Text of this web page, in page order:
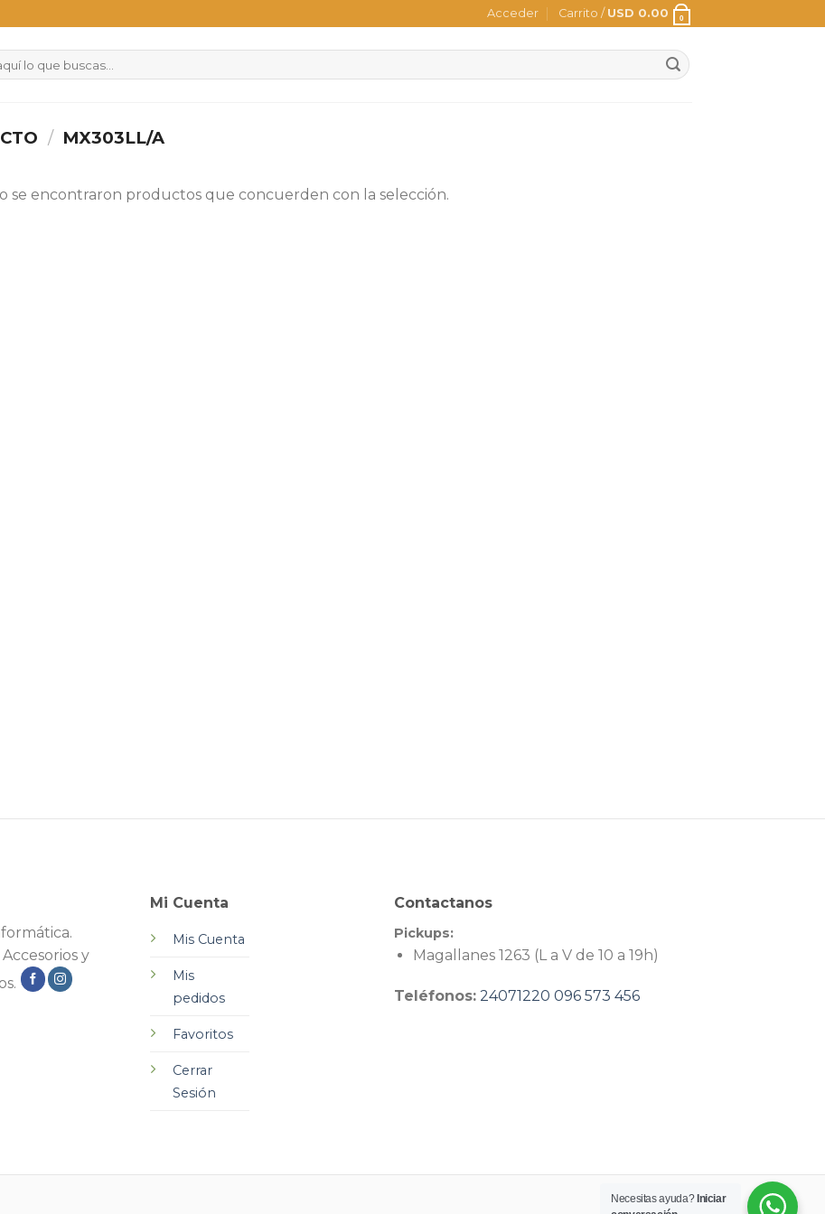
Acceder Carrito / USD 0.00 0
/ MX303LL/A
se encontraron productos que concuerden con la selección.
y
Mi Cuenta
Mis Cuenta
Mis
pedidos
Favoritos
Cerrar
Sesión
Contactanos
Pickups:
Magallanes 1263 (L a V de 10 a 19h)
Teléfonos: 24071220 096 573 456
Necesitas ayuda? Iniciar